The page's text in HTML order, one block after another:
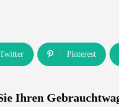
Twitter Pinterest
Ihren